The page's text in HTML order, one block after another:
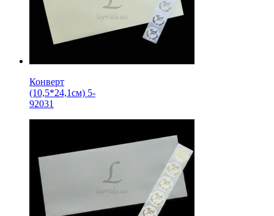
Конверт
(10,5*24,1см) 5-
92031